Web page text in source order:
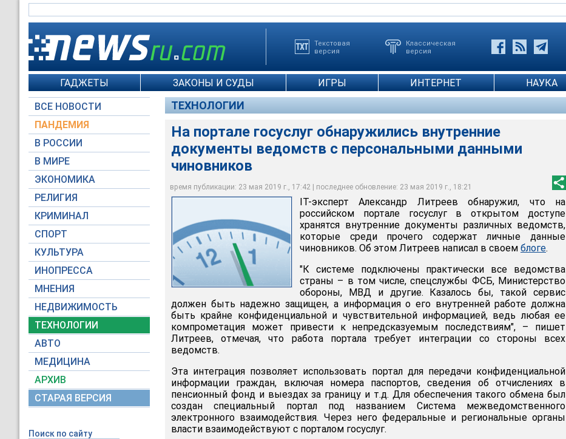
Текстовая
версия
Классическая
версия
ГАДЖЕТЫ ЗАКОНЫ И СУДЫ ИГРЫ ИНТЕРНЕТ НАУКА
ВСЕ НОВОСТИ
ПАНДЕМИЯ
В РОССИИ
В МИРЕ
ЭКОНОМИКА
РЕЛИГИЯ
КРИМИНАЛ
СПОРТ
КУЛЬТУРА
ИНОПРЕССА
МНЕНИЯ
НЕДВИЖИМОСТЬ
ТЕХНОЛОГИИ
АВТО
МЕДИЦИНА
АРХИВ
СТАРАЯ ВЕРСИЯ
Поиск по сайту
ТЕХНОЛОГИИ
На портале госуслуг обнаружились внутренние
документы ведомств с персональными данными
чиновников
время публикации: 23 мая 2019 г., 17:42 | последнее обновление: 23 мая 2019 г., 18:21
Блог Александра Литреева
IT-эксперт Александр Литреев обнаружил, что на
российском портале госуслуг в открытом доступе
хранятся внутренние документы различных ведомств,
которые среди прочего содержат личные данные
чиновников. Об этом Литреев написал в своем блоге.
"К системе подключены практически все ведомства
страны – в том числе, спецслужбы ФСБ, Министерство
обороны, МВД и другие. Казалось бы, такой сервис
должен быть надежно защищен, а информация о его внутренней работе должна
быть крайне конфиденциальной и чувствительной информацией, ведь любая ее
компрометация может привести к непредсказуемым последствиям", – пишет
Литреев, отмечая, что работа портала требует интеграции со стороны всех
ведомств.
Эта интеграция позволяет использовать портал для передачи конфиденциальной
информации граждан, включая номера паспортов, сведения об отчислениях в
пенсионный фонд и выездах за границу и т.д. Для обеспечения такого обмена был
создан специальный портал под названием Система межведомственного
электронного взаимодействия. Через него федеральные и региональные органы
власти взаимодействуют с порталом госуслуг.